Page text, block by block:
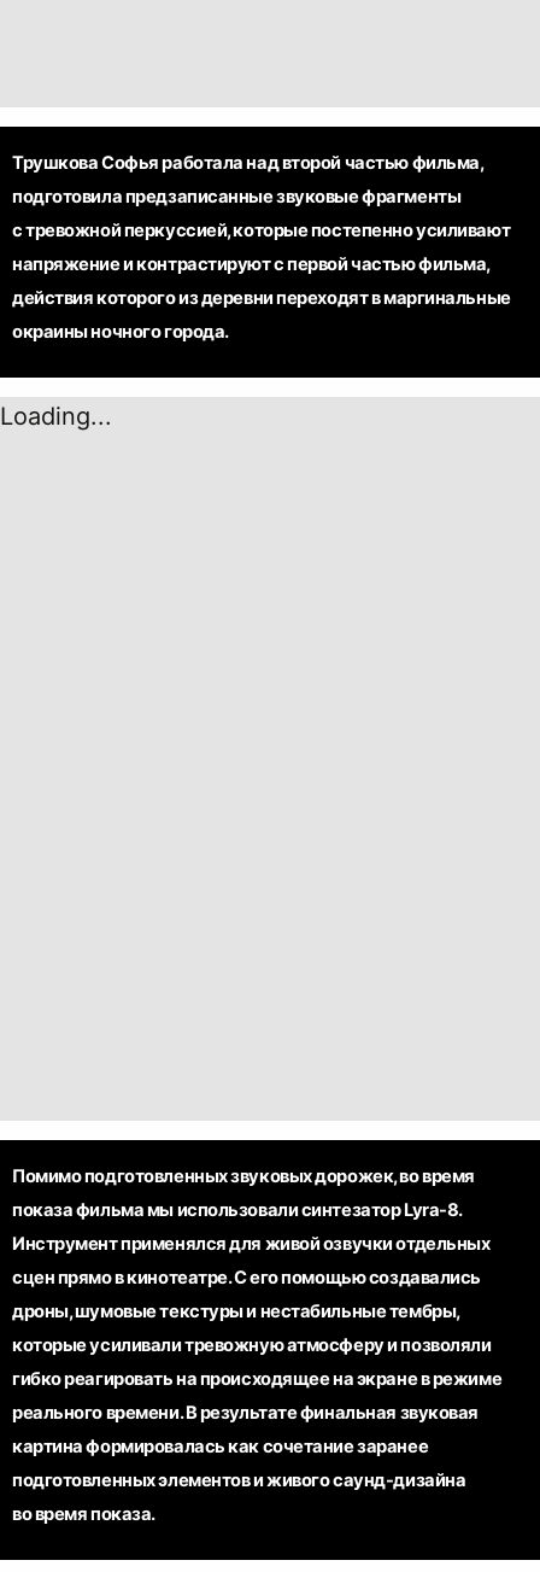
Трушкова Софья работала над второй частью фильма,
подготовила предзаписанные звуковые фрагменты
с тревожной перкуссией, которые постепенно усиливают
напряжение и контрастируют с первой частью фильма,
действия которого из деревни переходят в маргинальные
окраины ночного города.
Loading...
Помимо подготовленных звуковых дорожек, во время
показа фильма мы использовали синтезатор Lyra-8.
Инструмент применялся для живой озвучки отдельных
сцен прямо в кинотеатре. С его помощью создавались
дроны, шумовые текстуры и нестабильные тембры,
которые усиливали тревожную атмосферу и позволяли
гибко реагировать на происходящее на экране в режиме
реального времени. В результате финальная звуковая
картина формировалась как сочетание заранее
подготовленных элементов и живого саунд-дизайна
во время показа.